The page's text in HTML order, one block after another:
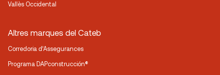
Vallès Occidental
Altres marques del Cateb
Corredoria d’Assegurances
Programa DAPconstrucción®